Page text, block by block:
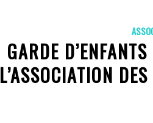
GARDE
L’ASSOCIATION